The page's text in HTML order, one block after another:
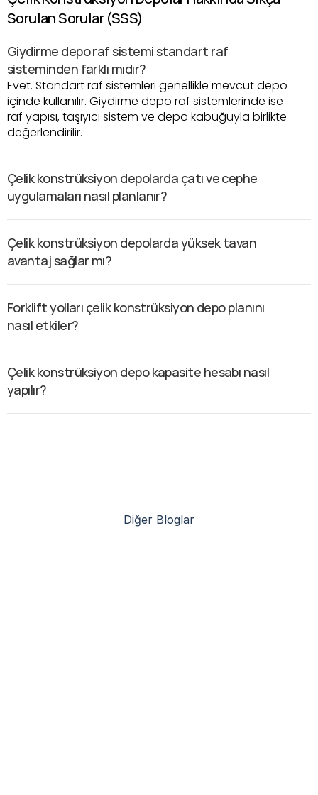
Sorulan Sorular (SSS)
Giydirme depo raf sistemi standart raf
sisteminden farklı mıdır?
Evet. Standart raf sistemleri genellikle mevcut depo
içinde kullanılır. Giydirme depo raf sistemlerinde ise
raf yapısı, taşıyıcı sistem ve depo kabuğuyla birlikte
değerlendirilir.
Çelik konstrüksiyon depolarda çatı ve cephe
uygulamaları nasıl planlanır?
Çelik konstrüksiyon depolarda yüksek tavan
avantaj sağlar mı?
Forklift yolları çelik konstrüksiyon depo planını
nasıl etkiler?
Çelik konstrüksiyon depo kapasite hesabı nasıl
yapılır?
Diğer Bloglar